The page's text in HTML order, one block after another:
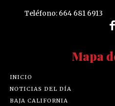
Teléfono: 664 681 6913
Mapa
INICIO
NOTICIAS DEL DÍA
BAJA CALIFORNIA